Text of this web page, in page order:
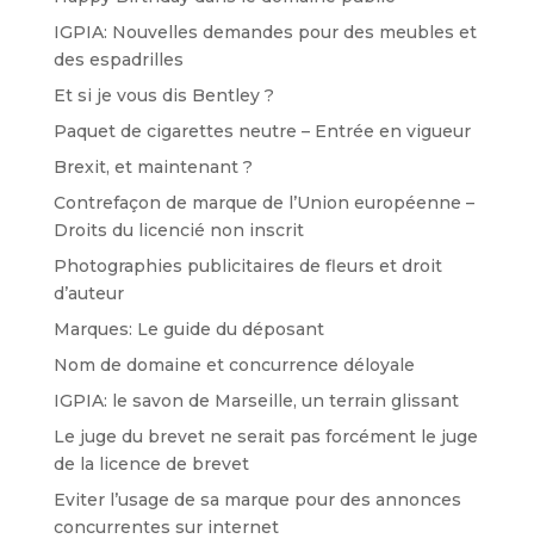
IGPIA: Nouvelles demandes pour des meubles et
des espadrilles
Et si je vous dis Bentley ?
Paquet de cigarettes neutre – Entrée en vigueur
Brexit, et maintenant ?
Contrefaçon de marque de l’Union européenne –
Droits du licencié non inscrit
Photographies publicitaires de fleurs et droit
d’auteur
Marques: Le guide du déposant
Nom de domaine et concurrence déloyale
IGPIA: le savon de Marseille, un terrain glissant
Le juge du brevet ne serait pas forcément le juge
de la licence de brevet
Eviter l’usage de sa marque pour des annonces
concurrentes sur internet